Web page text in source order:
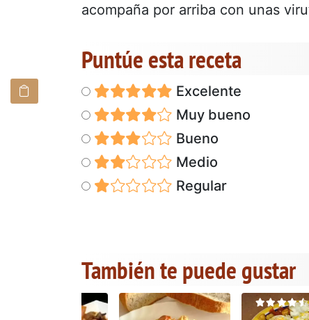
acompaña por arriba con unas
Puntúe esta receta
Excelente
Muy bueno
Bueno
Medio
Regular
También te puede gustar